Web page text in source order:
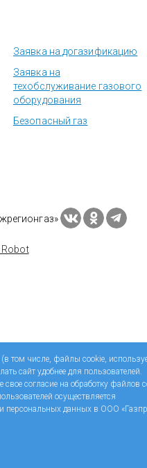
Заявка на догазификацию
Заявка на
техобслуживание газового
оборудования
Безопасный газ
Robot
том числе, файлы cookie,
сайт удобнее для пользователей.
согласие на обработку файлов
осуществляется
персональных данных в ООО